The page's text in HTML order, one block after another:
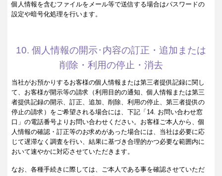
個人情報を含むファイルをメール等で送信する場合はパスワードの
設定や暗号化処理を行います。
10. 個人情報の開示･内容の訂正・追加または
削除・利用の停止・消去
当社がお預かりするお客様の個人情報または第三者提供記録に関し
て、お客様が開示等の請求（利用目的の通知、個人情報または第三
者提供記録の開示、訂正、追加、削除、利用の停止、第三者提供の
停止の請求）をご希望される場合には、下記「14. お問い合わせ窓
口」の電話番号よりお問い合わせください。お客様ご本人から、個
人情報の確認・訂正等のお求めがあった場合には、当社は必要に応
じて遅滞なく調査を行い、結果に基づき合理的かつ必要な範囲内に
おいて速やかに対応させていただきます。
なお、各種手続きに際しては、ご本人である事を確認させていただ